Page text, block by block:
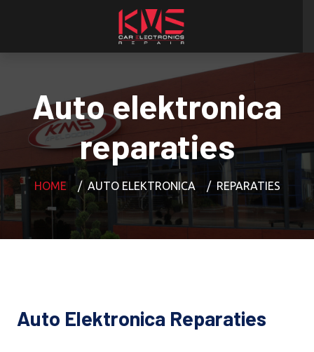
Auto elektronica
reparaties
HOME AUTO ELEKTRONICA REPARATIES
Auto Elektronica Reparaties